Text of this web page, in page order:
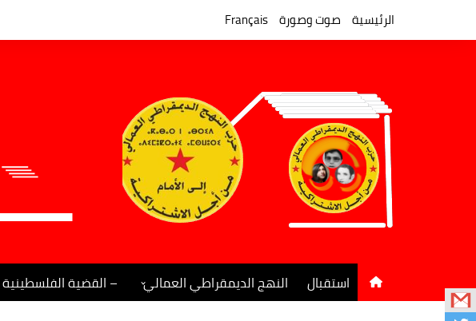
الرئيسية صوت وصورة Français
استقبال النهج الديمقراطي العمالي – القضية الفلسطينية